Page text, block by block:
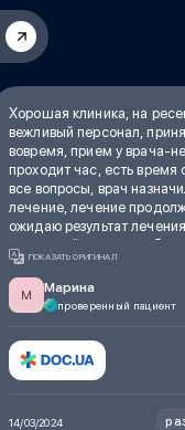
Хорошая клиника, на
вежливый персонал,
вовремя, прием у врача-
проходит час, есть время
все вопросы, врач
лечение, лечение
ожидаю результат
замечаний к врачу не
ПОКАЗАТЬ ОРИГИНАЛ
М
Марина
проверенный пациент
14/03/2024